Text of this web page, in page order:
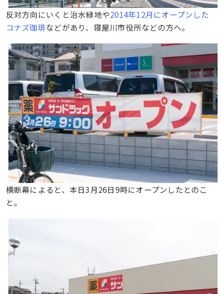
反対方向にいくと治水緑地や2014年12月にオープンした
コナズ珈琲などがあり、寝屋川市役所などの方へ。
横断幕によると、本日3月26日9時にオープンしたとのこ
と。